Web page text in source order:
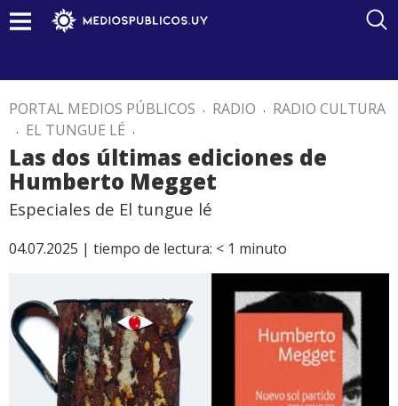
PORTAL MEDIOS PÚBLICOS . RADIO . RADIO CULTURA
. EL TUNGUE LÉ .
Las dos últimas ediciones de
Humberto Megget
Especiales de El tungue lé
04.07.2025 | tiempo de lectura: < 1 minuto